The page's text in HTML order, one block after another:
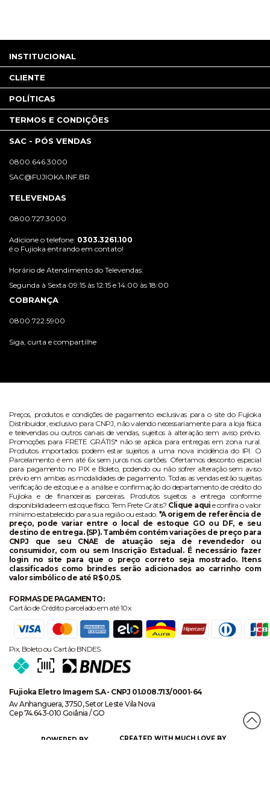
INSTITUCIONAL
CLIENTE
POLÍTICAS
TERMOS E CONDIÇÕES
SAC - PÓS VENDAS
0800.646.3000
SAC@FUJIOKA.INF.BR
TELEVENDAS
0800.727.3000
Adicione o telefone: 0303.3261.100
é o Fujioka entrando em contato!
Horário de Atendimento do Televendas:
Segunda à Sexta 09:15 às 12:15 e 14:00 às 18:00
COBRANÇA
0800.722.5900
Siga, curta e compartilhe
Preços, produtos e condições de pagamento exclusivas para o site do Fujioka
Distribuidor, exclusivo para CNPJ, não valendo necessariamente para a loja física
e televendas ou outros canais de vendas, sujeitos à alteração sem aviso prévio.
Promoções para FRETE GRÁTIS* não se aplica para entregas em zona rural.
Produtos importados podem estar sujeitos a uma nova incidência do IPI. O
Parcelamento é em até 6x sem juros nos cartões. Ofertamos desconto especial
para pagamento no PIX e Boleto, podendo ou não sofrer alteração sem aviso
prévio em ambas as modalidades de pagamento. Todas as vendas estão sujeitas
verificação de estoque e a análise e confirmação do departamento de crédito do
Fujioka e de financeiras parceiras. Produtos sujeitos a entrega conforme
disponibilidade em estoque físico. Tem Frete Grátis? Clique aqui e confira o valor
mínimo estabelecido para sua região ou estado. *A origem de referência de
preço, pode variar entre o local de estoque GO ou DF, e seu
destino de entrega. (SP). Também contém variações de preço para
CNPJ que seu CNAE de atuação seja de revendedor ou
consumidor, com ou sem Inscrição Estadual. É necessário fazer
login no site para que o preço correto seja mostrado. Itens
classificados como brindes serão adicionados ao carrinho com
valor simbólico de até R$ 0,05.
FORMAS DE PAGAMENTO:
Cartão de Crédito parcelado em até 10x
Pix, Boleto ou Cartão BNDES
Fujioka Eletro Imagem S.A - CNPJ 01.008.713/0001-64
Av Anhanguera, 3750, Setor Leste Vila Nova
Cep 74.643-010 Goiânia / GO
POWERED BY CREATED WITH MUCH LOVE BY